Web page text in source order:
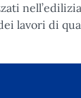
lavori di